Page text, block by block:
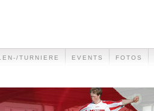
TURNIERE EVENTS FOTOS